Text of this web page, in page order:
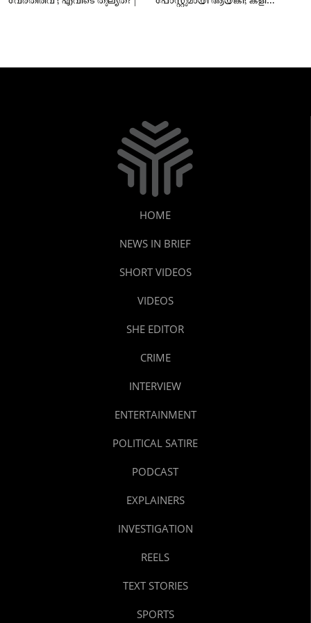
HOME
NEWS IN BRIEF
SHORT VIDEOS
VIDEOS
SHE EDITOR
CRIME
INTERVIEW
ENTERTAINMENT
POLITICAL SATIRE
PODCAST
EXPLAINERS
INVESTIGATION
REELS
TEXT STORIES
SPORTS